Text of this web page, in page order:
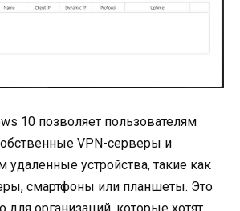
10 позволяет пользователям
VPN-серверы и
удаленные устройства, такие как
смартфоны или планшеты. Это
для организаций, которые хотят